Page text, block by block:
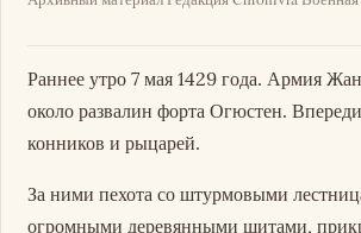
Раннее утро 7 мая 1429 года. Армия
около развалин форта Огюстен.
конников и рыцарей.
За ними пехота со штурмовыми
огромными деревянными щитами,